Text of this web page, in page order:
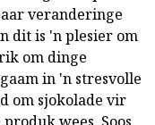
veranderinge
dit is 'n plesier om
om dinge
in 'n stresvolle
om sjokolade vir